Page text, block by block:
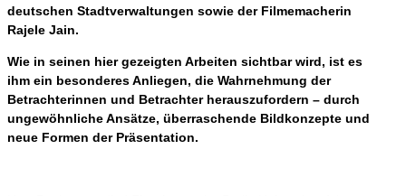
deutschen Stadtverwaltungen sowie der Filmemacherin
Rajele Jain.
Wie in seinen hier gezeigten Arbeiten sichtbar wird, ist es
ihm ein besonderes Anliegen, die Wahrnehmung der
Betrachterinnen und Betrachter herauszufordern – durch
ungewöhnliche Ansätze, überraschende Bildkonzepte und
neue Formen der Präsentation.